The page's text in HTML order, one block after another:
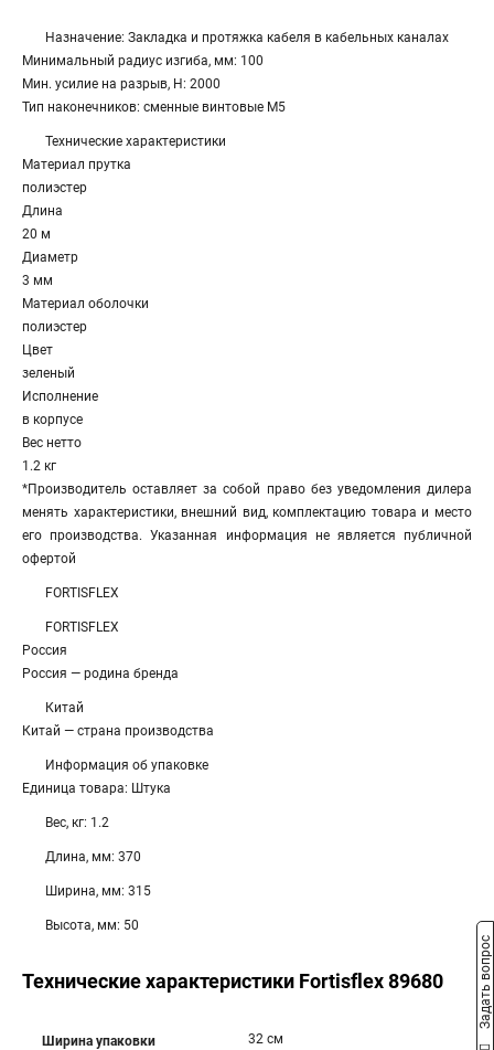
Назначение: Закладка и протяжка кабеля в кабельных каналах
Минимальный радиус изгиба, мм: 100
Мин. усилие на разрыв, Н: 2000
Тип наконечников: сменные винтовые М5
Технические характеристики
Материал прутка
полиэстер
Длина
20 м
Диаметр
3 мм
Материал оболочки
полиэстер
Цвет
зеленый
Исполнение
в корпусе
Вес нетто
1.2 кг
*Производитель оставляет за собой право без уведомления дилера
менять характеристики, внешний вид, комплектацию товара и место
его производства. Указанная информация не является публичной
офертой
FORTISFLEX
FORTISFLEX
Россия
Россия — родина бренда
Китай
Китай — страна производства
Информация об упаковке
Единица товара: Штука
Вес, кг: 1.2
Длина, мм: 370
Ширина, мм: 315
Высота, мм: 50
Технические характеристики Fortisflex 89680
Ширина упаковки 32 см
Задать вопрос